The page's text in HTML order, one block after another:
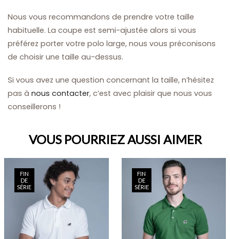
Nous vous recommandons de prendre votre taille
habituelle. La coupe est semi-ajustée alors si vous
préférez porter votre polo large, nous vous préconisons
de choisir une taille au-dessus.
Si vous avez une question concernant la taille, n’hésitez
pas à nous contacter, c’est avec plaisir que nous vous
conseillerons !
VOUS POURRIEZ AUSSI AIMER
FIN
DE
SÉRIE
FIN
DE
SÉRIE